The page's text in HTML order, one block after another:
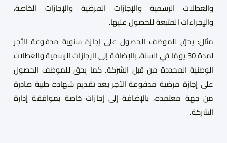
والعطلات الرسمية والإجازات المرضية والإجازات الخاصة،
والإجراءات المتبعة للحصول عليها.
مثال: يحق للموظف الحصول على إجازة سنوية مدفوعة الأجر
لمدة 30 يومًا في السنة، بالإضافة إلى الإجازات الرسمية والعطلات
الوطنية المحددة من قبل الشركة. كما يحق للموظف الحصول
على إجازة مرضية مدفوعة الأجر بعد تقديم شهادة طبية صادرة
من جهة معتمدة، بالإضافة إلى إجازات خاصة بموافقة إدارة
الشركة.